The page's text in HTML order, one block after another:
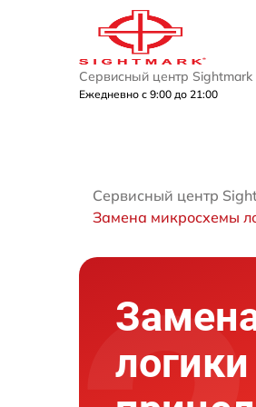
Сервисный центр Sightmark
Ежедневно с 9:00 до 21:00
Сервисный центр
Замена микросхемы